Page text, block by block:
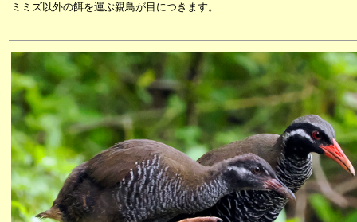
ミミズ以外の餌を運ぶ親鳥が目につきます。